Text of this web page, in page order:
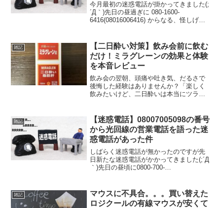
今月最初の迷惑電話が掛かってきました(;
´Д｀)先日の昼過ぎに 080-1600-
6416(08016006416) からなる、怪しげな
てみると。。。自動音声にて「4つ...
雑記
【二日酔い対策】飲み会前に飲む
だけ！ミラグレーンの効果と体験
を本音レビュー
飲み会の翌朝、頭痛や吐き気、だるさで
後悔した経験はありませんか？「楽しく
飲みたいけど、二日酔いは本当にツラ
ミラグレーンは、肝臓の働きをサポート
する成分を配合した医薬品で...
雑記
【迷惑電話】08007005098の番号
から光回線の営業電話を語った迷
惑電話があった件
しばらく迷惑電話が無かったのですが先
日新たな迷惑電話がかかってきました(;´Д
｀)先日の昼頃に0800-700-
（笑）どうせ迷惑電話だと思いました
が、ブロ...
雑記
マウスに不具合。。。買い替えた
ロジクールの有線マウスが安くて